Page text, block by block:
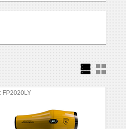
FP2020LY